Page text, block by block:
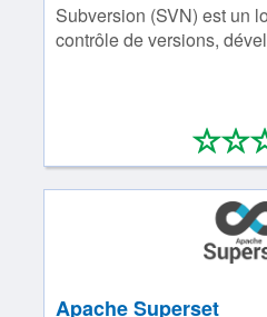
Subversion (SVN) est un
contrôle de versions,
*
Apache Superset